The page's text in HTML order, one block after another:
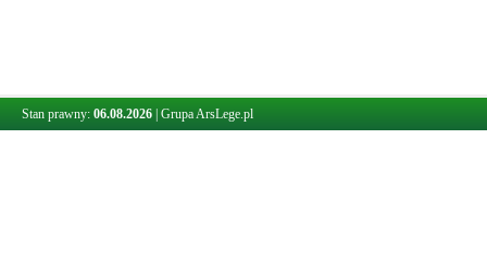
Stan prawny: 06.08.2026 Grupa ArsLege.pl